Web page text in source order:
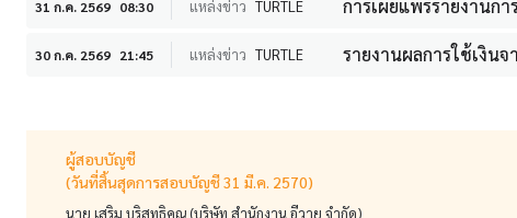
31 ก.ค. 2569 08:30 แหล่งข่าว TURTLE การเผยแพร่รายงานก
30 ก.ค. 2569 21:45 แหล่งข่าว TURTLE รายงานผลการใช้เงิน
ผู้สอบบัญชี
(วันที่สิ้นสุดการสอบบัญชี 31 มี.ค. 2570)
นาย เสริม บริสุทธิคุณ (บริษัท สำนักงาน อีวาย จำกัด)